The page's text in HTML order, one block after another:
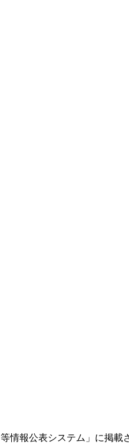
等情報公表システム」に掲